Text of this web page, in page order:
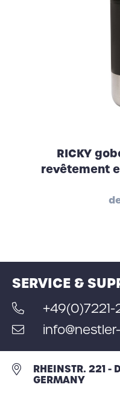
RICKY
revêtement
SERVICE &
+49(0)7221-
RHEINSTR. 221 -
GERMANY